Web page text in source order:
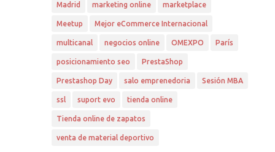
Madrid marketing online marketplace
Meetup Mejor eCommerce Internacional
multicanal negocios online OMEXPO París
posicionamiento seo PrestaShop
Prestashop Day salo emprenedoria Sesión MBA
ssl suport evo tienda online
Tienda online de zapatos
venta de material deportivo